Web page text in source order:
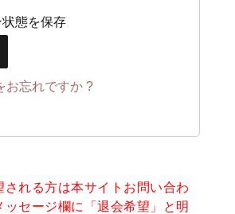
状態を保存
お忘れですか ?
れる方は本サイトお問い合わ
ッセージ欄に「退会希望」と明